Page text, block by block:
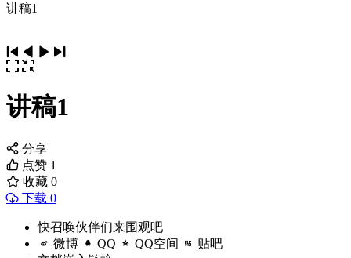
讲稿1
讲稿1
分享
点赞 1
收藏 0
下载 0
快召唤伙伴们来围观吧
微博 QQ QQ空间 贴吧